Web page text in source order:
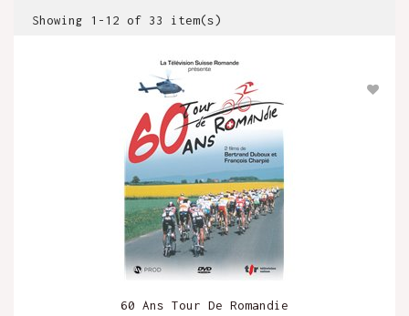
Showing 1-12 of 33 item(s)
60 Ans Tour De Romandie